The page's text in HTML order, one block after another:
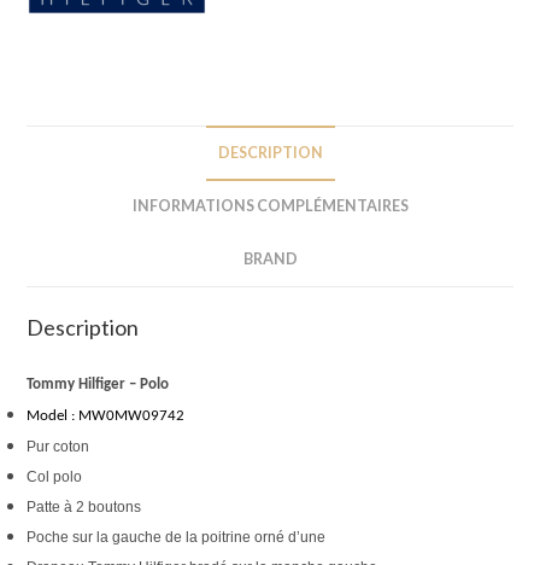
DESCRIPTION
INFORMATIONS COMPLÉMENTAIRES
BRAND
Description
Tommy Hilfiger – Polo
Model : MW0MW09742
Pur coton
Col polo
Patte à 2 boutons
Poche sur la gauche de la poitrine orné d’une